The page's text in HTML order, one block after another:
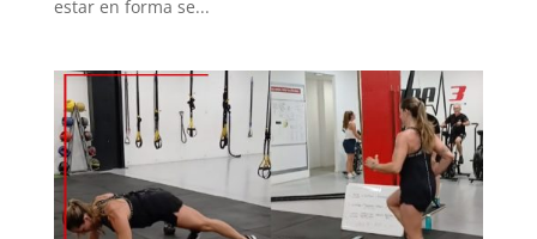
estar en forma se...